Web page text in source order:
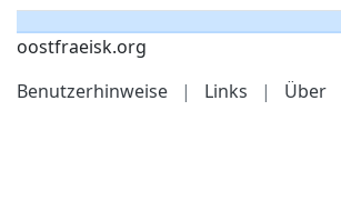
oostfraeisk.org
Benutzerhinweise
| Links | Über